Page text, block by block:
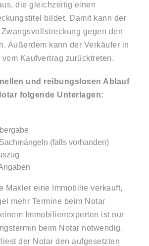
die gleichzeitig einen
bildet. Damit kann der
gegen den
Außerdem kann der Verkäufer in
Kaufvertrag zurücktreten.
und reibungslosen Ablauf
folgende Unterlagen:
(falls vorhanden)
Makler eine Immobilie verkauft,
mehr Termine beim Notar
Immobilienexperten ist nur
beim Notar notwendig.
der Notar den aufgesetzten